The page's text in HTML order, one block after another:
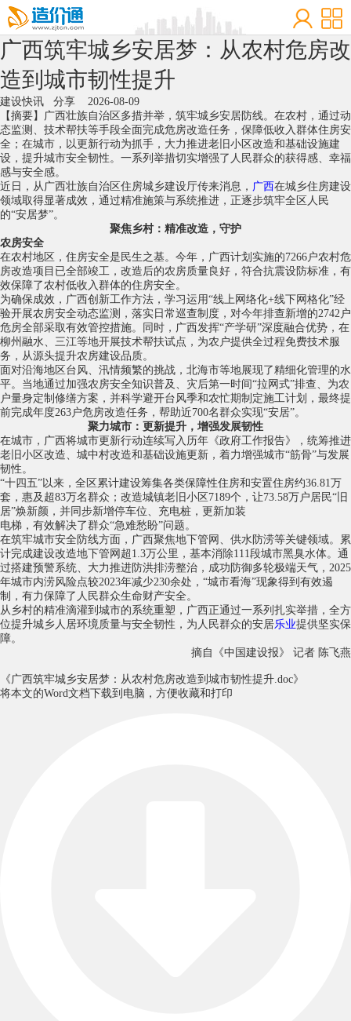
广西筑牢城乡安居梦：从农村危房改
造到城市韧性提升
建设快讯 分享 2026-08-09
【摘要】广西壮族自治区多措并举，筑牢城乡安居防线。在农村，通过动
态监测、技术帮扶等手段全面完成危房改造任务，保障低收入群体住房安
全；在城市，以更新行动为抓手，大力推进老旧小区改造和基础设施建
设，提升城市安全韧性。一系列举措切实增强了人民群众的获得感、幸福
感与安全感。
近日，从广西壮族自治区住房城乡建设厅传来消息， 广西在城乡住房建设
领域取得显著成效，通过精准施策与系统推进，正逐步筑牢全区人民
的“安居梦”。
聚焦乡村：精准改造，守护
农房安全
在农村地区，住房安全是民生之基。今年，广西计划实施的7266户农村危
房改造项目已全部竣工，改造后的农房质量良好，符合抗震设防标准，有
效保障了农村低收入群体的住房安全。
为确保成效，广西创新工作方法，学习运用“线上网络化+线下网格化”经
验开展农房安全动态监测，落实日常巡查制度，对今年排查新增的2742户
危房全部采取有效管控措施。同时，广西发挥“产学研”深度融合优势，在
柳州融水、三江等地开展技术帮扶试点，为农户提供全过程免费技术服
务，从源头提升农房建设品质。
面对沿海地区台风、汛情频繁的挑战，北海市等地展现了精细化管理的水
平。当地通过加强农房安全知识普及、灾后第一时间“拉网式”排查、为农
户量身定制修缮方案，并科学避开台风季和农忙期制定施工计划，最终提
前完成年度263户危房改造任务，帮助近700名群众实现“安居”。
聚力城市：更新提升，增强发展韧性
在城市，广西将城市更新行动连续写入历年《政府工作报告》，统筹推进
老旧小区改造、城中村改造和基础设施更新，着力增强城市“筋骨”与发展
韧性。
“十四五”以来，全区累计建设筹集各类保障性住房和安置住房约36.81万
套，惠及超83万名群众；改造城镇老旧小区7189个，让73.58万户居民“旧
居”焕新颜，并同步新增停车位、充电桩，更新加装
电梯 ，有效解决了群众“急难愁盼”问题。
在筑牢城市安全防线方面，广西聚焦地下管网、供水防涝等关键领域。累
计完成建设改造地下管网超1.3万公里，基本消除111段城市黑臭水体。通
过搭建预警系统、大力推进防洪排涝整治，成功防御多轮极端天气，2025
年城市内涝风险点较2023年减少230余处，“城市看海”现象得到有效遏
制，有力保障了人民群众生命财产安全。
从乡村的精准滴灌到城市的系统重塑，广西正通过一系列扎实举措，全方
位提升城乡人居环境质量与安全韧性，为人民群众的安居乐业提供坚实保
障。
摘自《中国建设报》 记者 陈飞燕
《广西筑牢城乡安居梦：从农村危房改造到城市韧性提升.doc》
将本文的Word文档下载到电脑，方便收藏和打印